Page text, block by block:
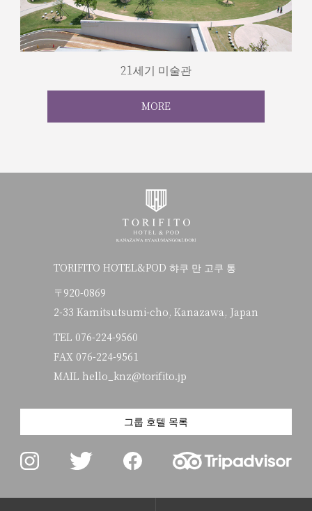
21세기 미술관
MORE
TORIFITO HOTEL&POD 햐쿠 만 고쿠 통
〒920-0869
2-33 Kamitsutsumi-cho, Kanazawa, Japan
TEL 076-224-9560
FAX 076-224-9561
MAIL hello_knz@torifito.jp
그룹 호텔 목록